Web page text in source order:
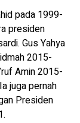
pada 1999-
presiden
Gus Yahya
2015-
Amin 2015-
Ia juga pernah
Presiden